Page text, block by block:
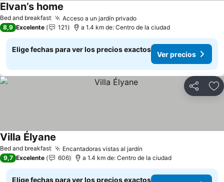
Bed and breakfast Acceso a un jardín privado
Elvan’s home
8,9 Excelente 121 a 1.4 km de: Centro de la ciudad
Elige fechas para ver los precios exactos
Ver precios
Compartir
Bed and breakfast Encantadoras vistas al jardín
Villa Élyane
9,7 Excelente 606 a 1.4 km de: Centro de la ciudad
Elige fechas para ver los precios exactos